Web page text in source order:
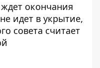
окончания
идет в укрытие,
совета считает